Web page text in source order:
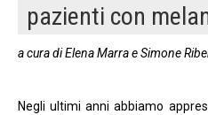
pazienti con
a cura di Elena Marra e Simone
Negli ultimi anni abbiamo